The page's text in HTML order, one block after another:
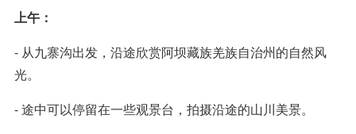
上午：
- 从九寨沟出发，沿途欣赏阿坝藏族羌族自治州的自然风
光。
- 途中可以停留在一些观景台，拍摄沿途的山川美景。